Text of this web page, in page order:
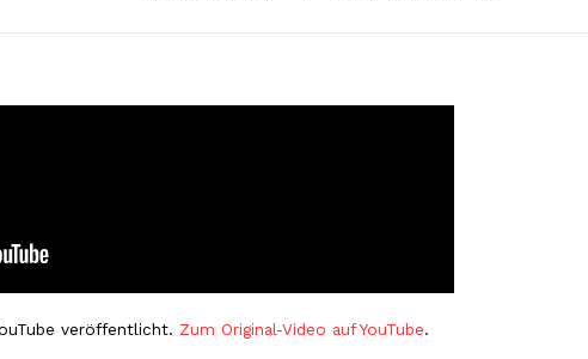
veröffentlicht. Zum Original-Video auf YouTube.